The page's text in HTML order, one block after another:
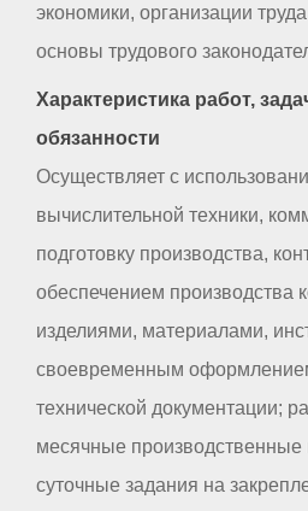
экономики, организации
основы трудового
Характеристика работ,
обязанности
Осуществляет с
вычислительной техники,
подготовку производства,
обеспечением производства
изделиями, материалами,
своевременным
технической документации;
месячные
суточные задания на